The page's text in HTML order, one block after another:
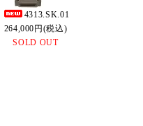
4313.SK.01
264,000円(税込)
SOLD OUT